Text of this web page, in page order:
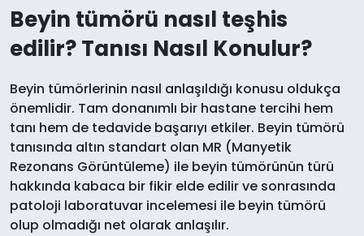
Beyin tümörü nasıl teşhis
edilir? Tanısı Nasıl Konulur?
Beyin tümörlerinin nasıl anlaşıldığı konusu oldukça
önemlidir. Tam donanımlı bir hastane tercihi hem
tanı hem de tedavide başarıyı etkiler. Beyin tümörü
tanısında altın standart olan MR (Manyetik
Rezonans Görüntüleme) ile beyin tümörünün türü
hakkında kabaca bir fikir elde edilir ve sonrasında
patoloji laboratuvar incelemesi ile beyin tümörü
olup olmadığı net olarak anlaşılır.